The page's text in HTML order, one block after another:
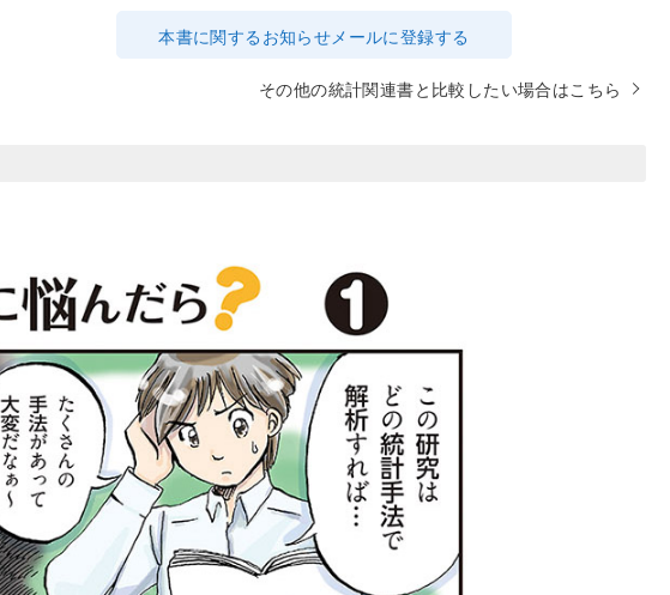
本書に関するお知らせメールに登録する
その他の統計関連書と比較したい場合はこちら